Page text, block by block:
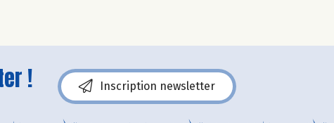
! Inscription newsletter